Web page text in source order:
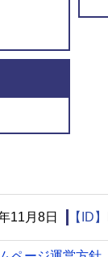
11月8日 【ID】